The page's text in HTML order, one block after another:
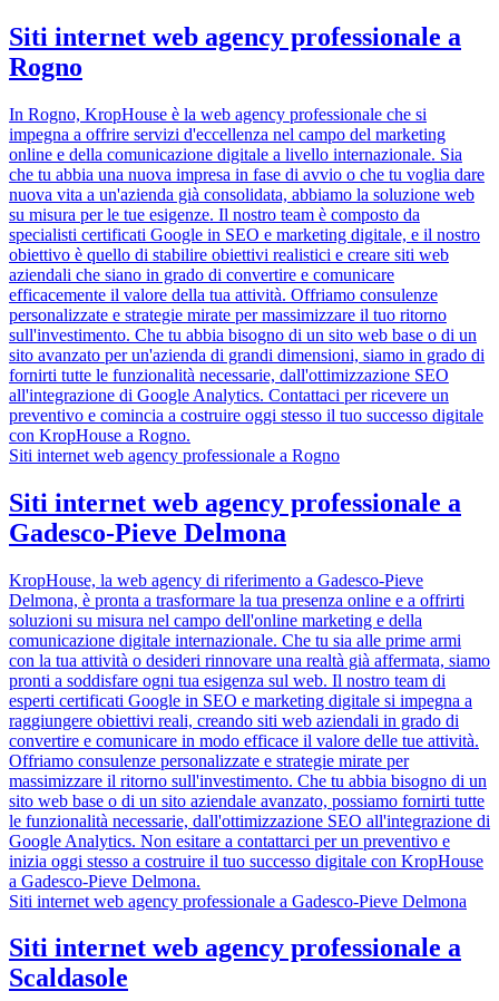
Siti internet web agency professionale a
Rogno
In Rogno, KropHouse è la web agency professionale che si
impegna a offrire servizi d'eccellenza nel campo del marketing
online e della comunicazione digitale a livello internazionale. Sia
che tu abbia una nuova impresa in fase di avvio o che tu voglia dare
nuova vita a un'azienda già consolidata, abbiamo la soluzione web
su misura per le tue esigenze. Il nostro team è composto da
specialisti certificati Google in SEO e marketing digitale, e il nostro
obiettivo è quello di stabilire obiettivi realistici e creare siti web
aziendali che siano in grado di convertire e comunicare
efficacemente il valore della tua attività. Offriamo consulenze
personalizzate e strategie mirate per massimizzare il tuo ritorno
sull'investimento. Che tu abbia bisogno di un sito web base o di un
sito avanzato per un'azienda di grandi dimensioni, siamo in grado di
fornirti tutte le funzionalità necessarie, dall'ottimizzazione SEO
all'integrazione di Google Analytics. Contattaci per ricevere un
preventivo e comincia a costruire oggi stesso il tuo successo digitale
con KropHouse a Rogno.
Siti internet web agency professionale a Rogno
Siti internet web agency professionale a
Gadesco-Pieve Delmona
KropHouse, la web agency di riferimento a Gadesco-Pieve
Delmona, è pronta a trasformare la tua presenza online e a offrirti
soluzioni su misura nel campo dell'online marketing e della
comunicazione digitale internazionale. Che tu sia alle prime armi
con la tua attività o desideri rinnovare una realtà già affermata, siamo
pronti a soddisfare ogni tua esigenza sul web. Il nostro team di
esperti certificati Google in SEO e marketing digitale si impegna a
raggiungere obiettivi reali, creando siti web aziendali in grado di
convertire e comunicare in modo efficace il valore delle tue attività.
Offriamo consulenze personalizzate e strategie mirate per
massimizzare il ritorno sull'investimento. Che tu abbia bisogno di un
sito web base o di un sito aziendale avanzato, possiamo fornirti tutte
le funzionalità necessarie, dall'ottimizzazione SEO all'integrazione di
Google Analytics. Non esitare a contattarci per un preventivo e
inizia oggi stesso a costruire il tuo successo digitale con KropHouse
a Gadesco-Pieve Delmona.
Siti internet web agency professionale a Gadesco-Pieve Delmona
Siti internet web agency professionale a
Scaldasole